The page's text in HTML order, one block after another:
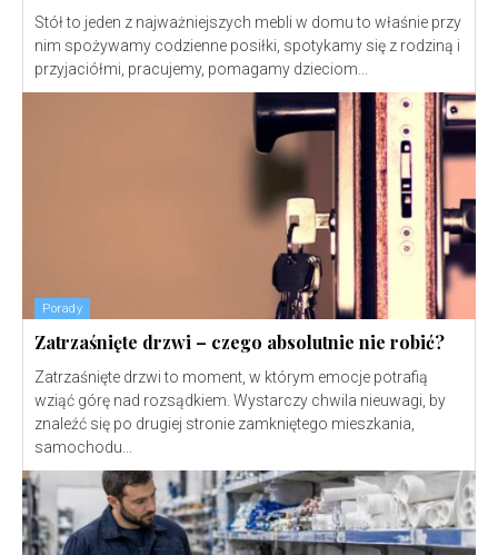
Stół to jeden z najważniejszych mebli w domu to właśnie przy
nim spożywamy codzienne posiłki, spotykamy się z rodziną i
przyjaciółmi, pracujemy, pomagamy dzieciom...
Porady
Zatrzaśnięte drzwi – czego absolutnie nie robić?
Zatrzaśnięte drzwi to moment, w którym emocje potrafią
wziąć górę nad rozsądkiem. Wystarczy chwila nieuwagi, by
znaleźć się po drugiej stronie zamkniętego mieszkania,
samochodu...